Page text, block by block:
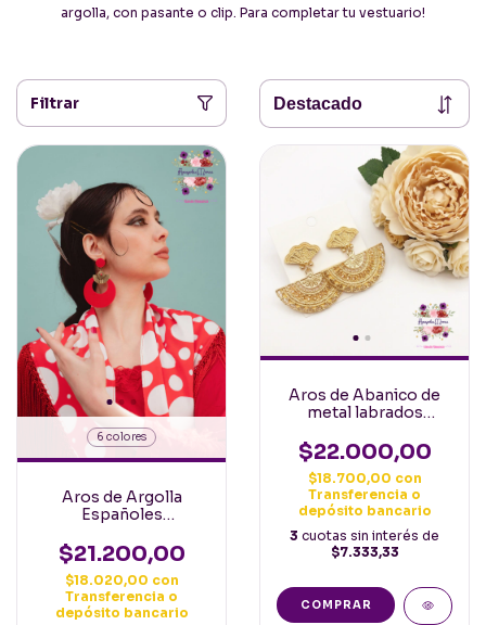
argolla, con pasante o clip. Para completar tu vestuario!
Filtrar
6 colores
Aros de Argolla
Españoles
aplique de metal y
piedra
$21.200,00
$18.020,00 con
Transferencia o
depósito bancario
Aros de Abanico de
metal labrados
$22.000,00
$18.700,00 con
Transferencia o
depósito bancario
3 cuotas sin interés de
$7.333,33